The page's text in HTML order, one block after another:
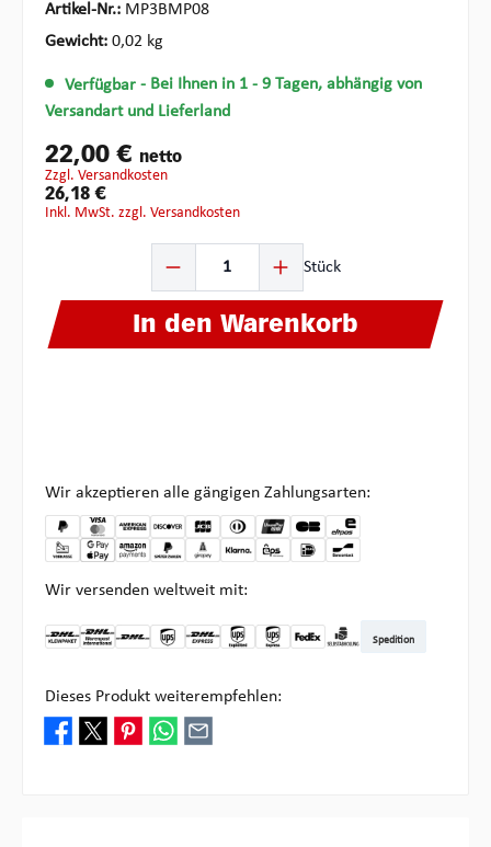
Artikel-Nr.: MP3BMP08
Gewicht: 0,02 kg
Verfügbar - Bei Ihnen in 1 - 9 Tagen, abhängig von
Versandart und Lieferland
22,00 € netto
zzgl. Versandkosten
26,18 €
inkl. MwSt. zzgl. Versandkosten
Stück
In den Warenkorb
Wir akzeptieren alle gängigen Zahlungsarten:
Wir versenden weltweit mit:
Spedition
Dieses Produkt weiterempfehlen: